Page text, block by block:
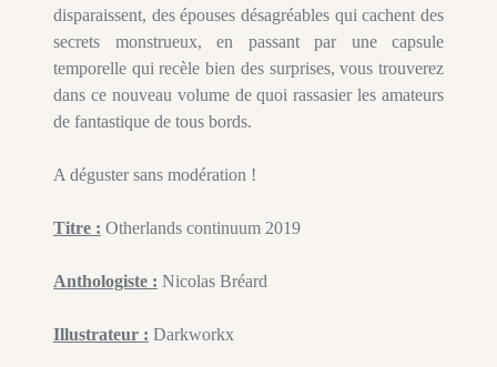
disparaissent, des épouses désagréables qui cachent des
secrets monstrueux, en passant par une capsule
temporelle qui recèle bien des surprises, vous trouverez
dans ce nouveau volume de quoi rassasier les amateurs
de fantastique de tous bords.
A déguster sans modération !
Titre : Otherlands continuum 2019
Anthologiste : Nicolas Bréard
Illustrateur : Darkworkx